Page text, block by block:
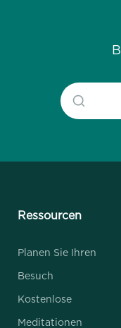
Ressourcen
Planen Sie Ihren
Besuch
Kostenlose
Meditationen